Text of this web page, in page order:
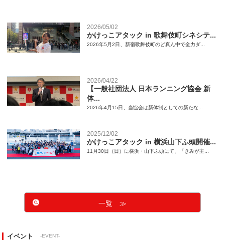
2026/05/02
かけっこアタック in 歌舞伎町シネシテ...
2026年5月2日、新宿歌舞伎町のど真ん中で全力ダ...
2026/04/22
【一般社団法人 日本ランニング協会 新
体...
2026年4月15日、当協会は新体制としての新たな...
2025/12/02
かけっこアタック in 横浜山下ふ頭開催...
11月30日（日）に横浜・山下ふ頭にて、「きみが主...
一覧 ≫
イベント -EVENT-